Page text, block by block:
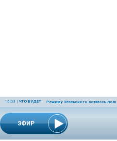
ЭФИР
15:03 | ЧТО БУДЕТ Режиму Зеленского осталось